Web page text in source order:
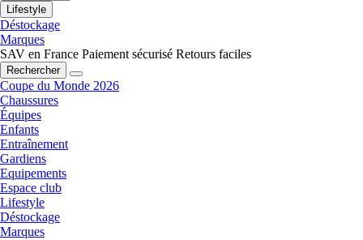
Lifestyle
Déstockage
Marques
SAV en France Paiement sécurisé Retours faciles
Rechercher
Coupe du Monde 2026
Chaussures
Équipes
Enfants
Entraînement
Gardiens
Equipements
Espace club
Lifestyle
Déstockage
Marques